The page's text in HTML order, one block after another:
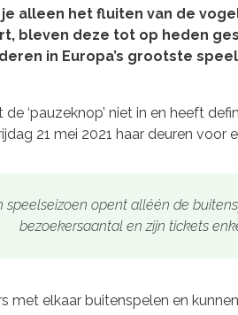
je alleen het fluiten van de
bleven deze tot op heden
in Europa’s grootste
‘pauzeknop’ niet in en heeft
21 mei 2021 haar deuren voor
speelseizoen opent alléén de
bezoekersaantal en zijn tickets
met elkaar buitenspelen en